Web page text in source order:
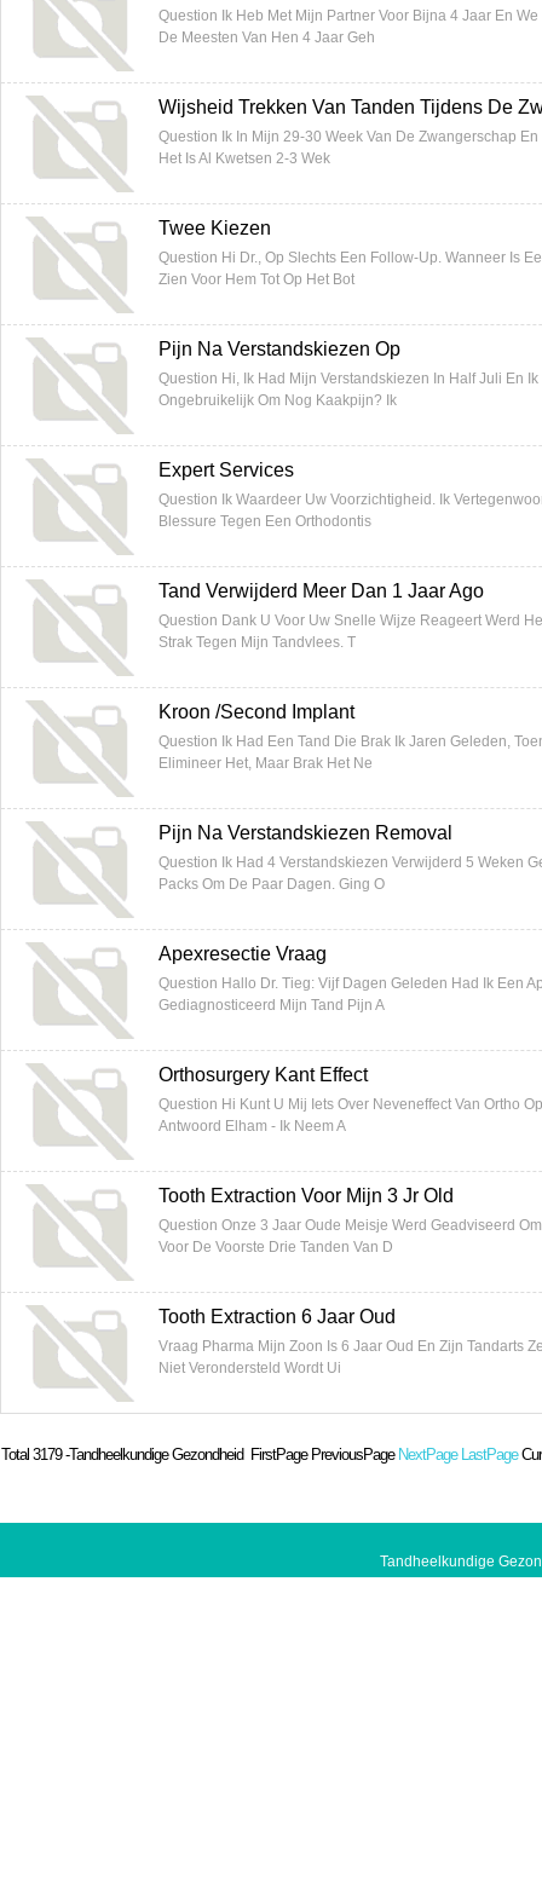
Question Ik Heb Met Mijn Partner Voor Bijna 4 Jaar En
De Meesten Van Hen 4 Jaar Geh
Wijsheid Trekken Van Tanden Tijdens De
Question Ik In Mijn 29-30 Week Van De Zwangerschap
Het Is Al Kwetsen 2-3 Wek
Twee Kiezen
Question Hi Dr., Op Slechts Een Follow-Up. Wanneer Is
Zien Voor Hem Tot Op Het Bot
Pijn Na Verstandskiezen Op
Question Hi, Ik Had Mijn Verstandskiezen In Half Juli En
Ongebruikelijk Om Nog Kaakpijn? Ik
Expert Services
Question Ik Waardeer Uw Voorzichtigheid. Ik
Blessure Tegen Een Orthodontis
Tand Verwijderd Meer Dan 1 Jaar Ago
Question Dank U Voor Uw Snelle Wijze Reageert Werd
Strak Tegen Mijn Tandvlees. T
Kroon /Second Implant
Question Ik Had Een Tand Die Brak Ik Jaren Geleden,
Elimineer Het, Maar Brak Het Ne
Pijn Na Verstandskiezen Removal
Question Ik Had 4 Verstandskiezen Verwijderd 5 Weken
Packs Om De Paar Dagen. Ging O
Apexresectie Vraag
Question Hallo Dr. Tieg: Vijf Dagen Geleden Had Ik Een
Gediagnosticeerd Mijn Tand Pijn A
Orthosurgery Kant Effect
Question Hi Kunt U Mij Iets Over Neveneffect Van Ortho
Antwoord Elham - Ik Neem A
Tooth Extraction Voor Mijn 3 Jr Old
Question Onze 3 Jaar Oude Meisje Werd Geadviseerd
Voor De Voorste Drie Tanden Van D
Tooth Extraction 6 Jaar Oud
Vraag Pharma Mijn Zoon Is 6 Jaar Oud En Zijn Tandarts
Niet Verondersteld Wordt Ui
Total 3179-Tandheelkundige Gezondheid FirstPage PreviousPage NextPage LastPage
Tandheelkundige